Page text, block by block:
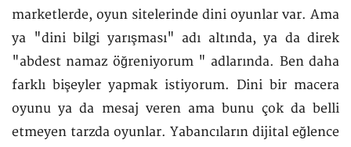
marketlerde, oyun sitelerinde dini oyunlar var. Ama
ya "dini bilgi yarışması" adı altında, ya da direk
"abdest namaz öğreniyorum " adlarında. Ben daha
farklı bişeyler yapmak istiyorum. Dini bir macera
oyunu ya da mesaj veren ama bunu çok da belli
etmeyen tarzda oyunlar. Yabancıların dijital eğlence